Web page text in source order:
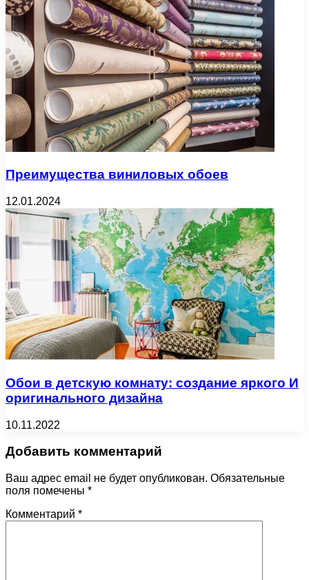
Преимущества виниловых обоев
12.01.2024
Обои в детскую комнату: создание яркого И
оригинального дизайна
10.11.2022
Добавить комментарий
Ваш адрес email не будет опубликован. Обязательные
поля помечены *
Комментарий *